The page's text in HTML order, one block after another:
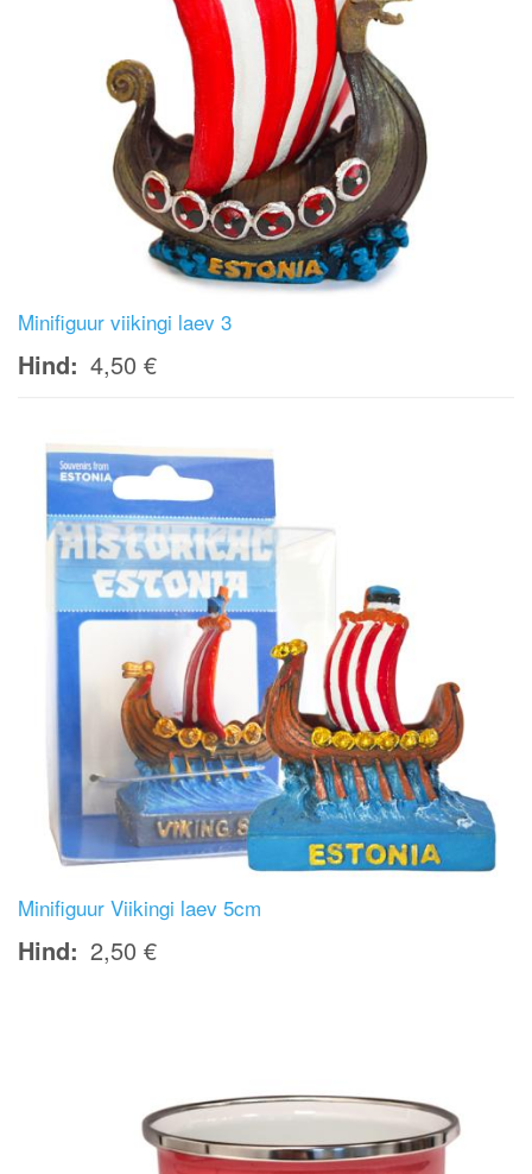
Minifiguur viikingi laev 3
Hind 4,50 €
Minifiguur Viikingi laev 5cm
Hind 2,50 €